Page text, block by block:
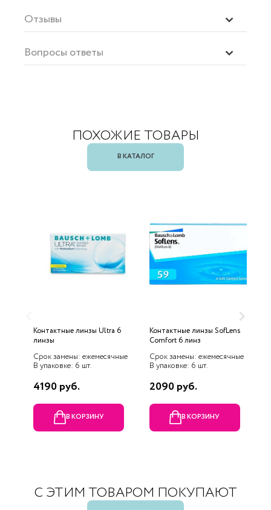
Отзывы
Вопросы ответы
ПОХОЖИЕ ТОВАРЫ
В КАТАЛОГ
Контактные линзы Ultra 6
линзы
Срок замены: ежемесячные
В упаковке: 6 шт.
4190 руб.
В КОРЗИНУ
Контактные линзы SofLens
Comfort 6 линз
Срок замены: ежемесячные
В упаковке: 6 шт.
2090 руб.
В КОРЗИНУ
С ЭТИМ ТОВАРОМ ПОКУПАЮТ